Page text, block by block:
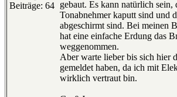
Beiträge: 64 gebaut. Es kann natürlich sein,
Tonabnehmer kaputt sind und
abgeschirmt sind. Bei meinen
hat eine einfache Erdung das
weggenommen.
Aber warte lieber bis sich hier
gemeldet haben, da ich mit
wirklich vertraut bin.